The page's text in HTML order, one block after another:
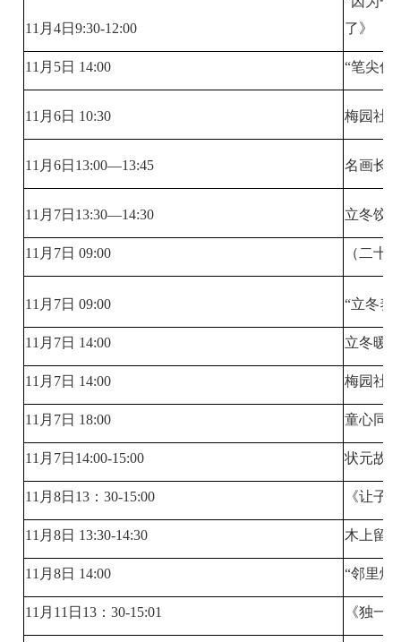
11月4日9:30-12:00
了》
11月5日 14:00 “笔尖传
11月6日 10:30 梅园社
11月6日13:00—13:45 名画长
11月7日13:30—14:30 立冬饺
11月7日 09:00 （二十
11月7日 09:00 “立冬养
11月7日 14:00 立冬暖
11月7日 14:00 梅园社
11月7日 18:00 童心同
11月7日14:00-15:00 状元故
11月8日13：30-15:00 《让子
11月8日 13:30-14:30 木上留
11月8日 14:00 “邻里烟
11月11日13：30-15:01 《独一